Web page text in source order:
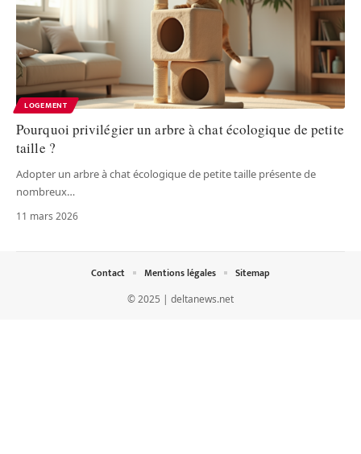
LOGEMENT
Pourquoi privilégier un arbre à chat écologique de petite
taille ?
Adopter un arbre à chat écologique de petite taille présente de
nombreux…
11 mars 2026
© 2025 | deltanews.net
Contact Mentions légales Sitemap